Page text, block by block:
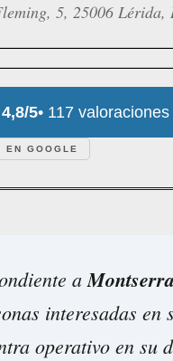
5, 25006 Lérida,
4,8/5• 117 valoraciones
EN GOOGLE
a
interesadas en
operativo en su